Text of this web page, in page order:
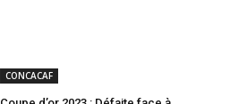
CONCACAF